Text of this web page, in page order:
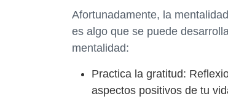
Afortunadamente, la
es algo que se puede
mentalidad:
Practica la gratitud:
aspectos positivos de tu